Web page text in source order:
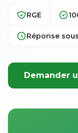
RGE
Réponse
Demander